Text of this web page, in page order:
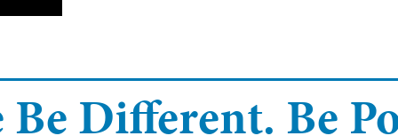
Different. Be